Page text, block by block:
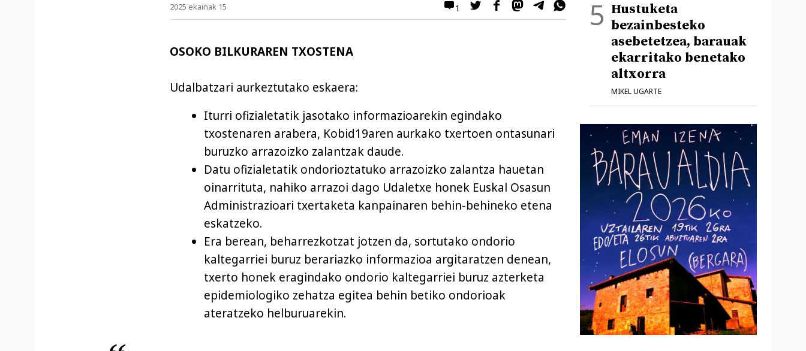
1
2025 ekainak 15
OSOKO BILKURAREN TXOSTENA
Udalbatzari aurkeztutako eskaera:
Iturri ofizialetatik jasotako informazioarekin egindako
txostenaren arabera, Kobid19aren aurkako txertoen ontasunari
buruzko arrazoizko zalantzak daude.
Datu ofizialetatik ondorioztatuko arrazoizko zalantza hauetan
oinarrituta, nahiko arrazoi dago Udaletxe honek Euskal Osasun
Administrazioari txertaketa kanpainaren behin-behineko etena
eskatzeko.
Era berean, beharrezkotzat jotzen da, sortutako ondorio
kaltegarriei buruz berariazko informazioa argitaratzen denean,
txerto honek eragindako ondorio kaltegarriei buruz azterketa
epidemiologiko zehatza egitea behin betiko ondorioak
ateratzeko helburuarekin.
Hustuketa
bezainbesteko
asebetetzea, barauak
ekarritako benetako
altxorra
MIKEL UGARTE